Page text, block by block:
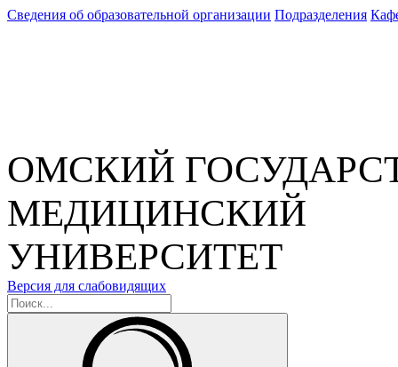
Сведения об образовательной организации Подразделения
ОМСКИЙ
МЕДИЦИНСКИЙ
УНИВЕРСИТЕТ
Версия для слабовидящих